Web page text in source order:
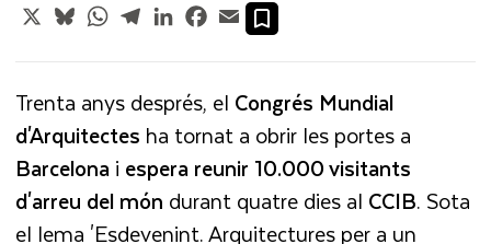
X BlueskyWhatsApp
TelegramLinkedInFacebook
Email
Trenta anys després, el Congrés Mundial
d'Arquitectes ha tornat a obrir les portes a
Barcelonai espera reunir 10.000 visitants
d'arreu del món durant quatre dies al CCIB. Sota
el lema 'Esdevenint. Arquitectures per a un